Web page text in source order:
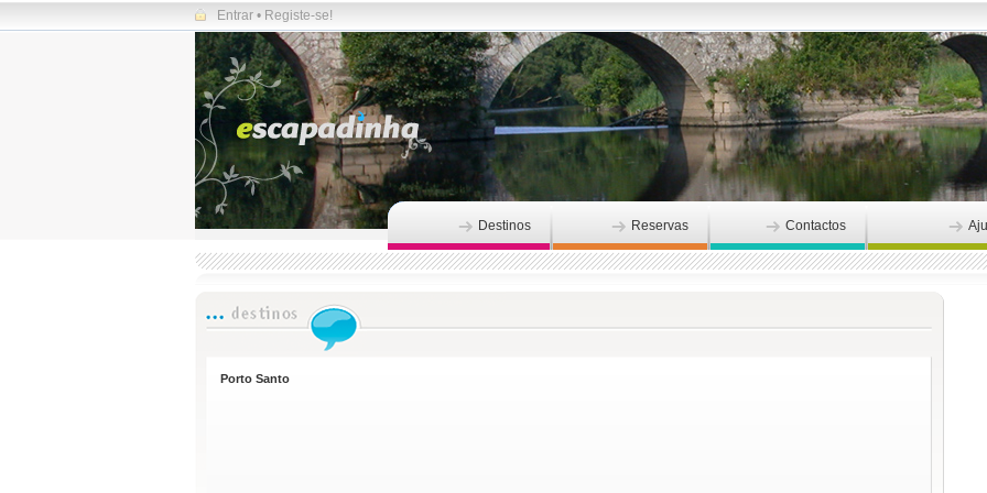
Entrar • Registe-se!
Destinos Reservas Contactos
Porto Santo